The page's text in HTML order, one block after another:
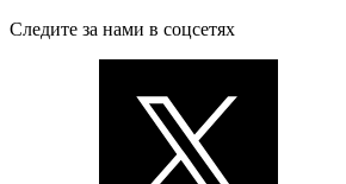
Следите за нами в соцсетях